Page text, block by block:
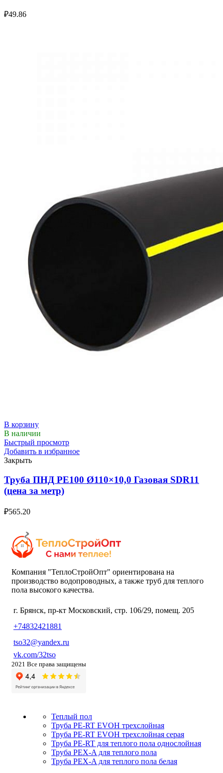
₽49.86
В корзину
В наличии
Быстрый просмотр
Добавить в избранное
Закрыть
Труба ПНД РЕ100 Ø110×10,0 Газовая SDR11
(цена за метр)
₽565.20
Компания "ТеплоСтройОпт" ориентирована на
производство водопроводных, а также труб для теплого
пола высокого качества.
г. Брянск, пр-кт Московский, стр. 106/29, помещ. 205
+74832421881
tso32@yandex.ru
vk.com/32tso
2021 Все права защищены
Теплый пол
Труба PE-RT EVOH трехслойная
Труба PE-RT EVOH трехслойная серая
Труба PE-RT для теплого пола однослойная
Труба PEX-A для теплого пола
Труба PEX-A для теплого пола белая